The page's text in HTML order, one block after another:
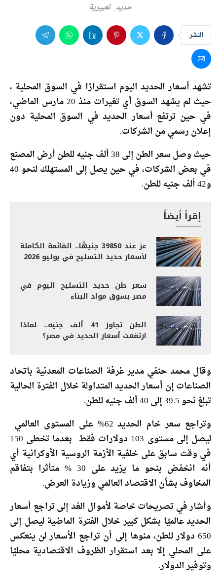
حديد_ تعبيرية
النشر
تشهد أسعار الحديد اليوم استقرارًا في السوق المحلية ،
حيث لم يشهد السوق أي تغيرات منذ 20 مارس الماضي،
في حين ترتفع أسعار الحديد في السوق المحلية دون
إعلان رسمي من الشركات.
حيث وصل سعر الطن إلى 38 ألف جنيه للطن أرض المصنع
في بعض الشركات، في حين يصل إلى المستهلك لنحو 40
و42 ألف جنيه للطن.
إقرأ أيضاً
عز عند 39850 جنيهًا.. القائمة الكاملة
لأسعار حديد التسليح في يوليو 2026
سعر طن حديد التسليح اليوم في
مصر بسوق مواد البناء
الطن تجاوز 41 ألف جنيه.. لماذا
ارتفعت أسعار الحديد في مصر؟
وقال محمد حنفي مدير غرفة الصناعات المعدنية باتحاد
الصناعات إن أسعار الحديد المتداولة خلال الفترة الحالية
تبلغ نحو 39.5 إلى 40 ألف جنيه للطن.
وتراجع سعر خام الحديد 62% على المستوى العالمي
ليصل إلى مستوى 103 دولارات فقط بعدما تخطى 150
في وقت سابق على خلفية الأزمة الروسية الأوكرانية أي
أنه انخفض بنحو ما يزيد على 30 % متأثرا بتفاقم
المخاوف بشأن الاقتصاد العالمي وزيادة العرض.
وأشار في تصريحات خاصة لأموال الغد إلى تراجع أسعار
الحديد عالميًا بشكل كبير خلال الفترة الماضية ليصل إلى
650 دولار للطن، منوها إلى أن تراجع الأسعار لن ينعكس
على المحلي إلا بعد استقرار الظروف الاقتصادية محليًا
وتوفير الدولار.